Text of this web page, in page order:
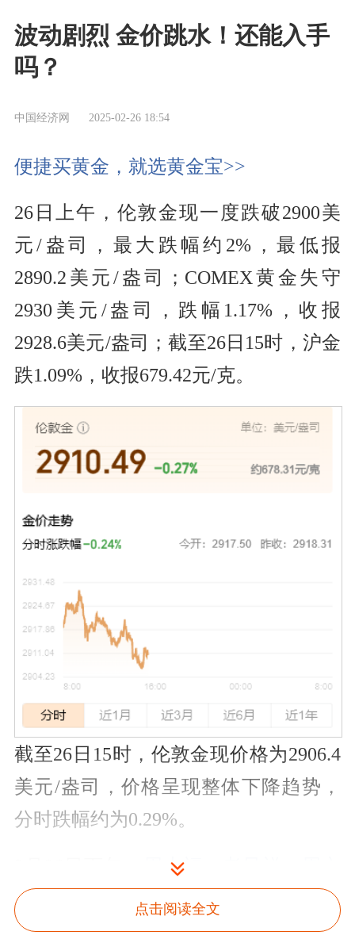
波动剧烈 金价跳水！还能入手
吗？
中国经济网 2025-02-26 18:54
便捷买黄金，就选黄金宝>>
26日上午，伦敦金现一度跌破2900美
元/盎司，最大跌幅约2%，最低报
2890.2美元/盎司；COMEX黄金失守
2930美元/盎司，跌幅1.17%，收报
2928.6美元/盎司；截至26日15时，沪金
跌1.09%，收报679.42元/克。
截至26日15时，伦敦金现价格为2906.4
美元/盎司，价格呈现整体下降趋势，
分时跌幅约为0.29%。
周大福
福
饰品的价格跌至
886元/
克，且各大品牌足金饰品价格均有下
点击阅读全文